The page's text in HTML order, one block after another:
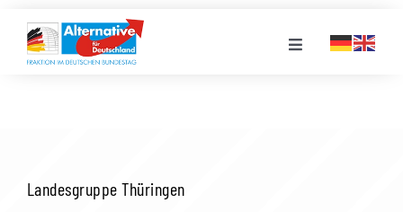
Inhalt
springen
Toggle
Landesgruppe Thüringen